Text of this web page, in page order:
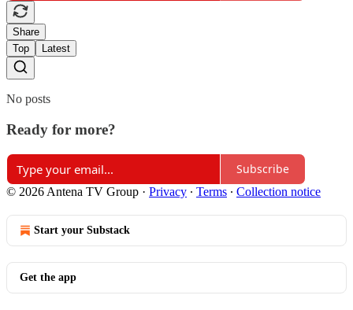
Share
Top
Latest
No posts
Ready for more?
Subscribe
© 2026 Antena TV Group · Privacy ∙ Terms ∙ Collection notice
Start your Substack
Get the app